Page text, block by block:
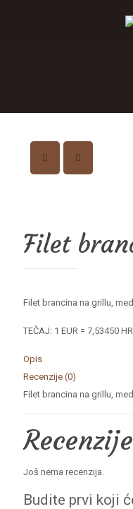
Filet
Filet brancina na grillu,
TEČAJ: 1 EUR = 7,53450
Opis
Recenzije (0)
Filet brancina na grillu,
Recenzije
Još nema recenzija.
Budite prvi koji